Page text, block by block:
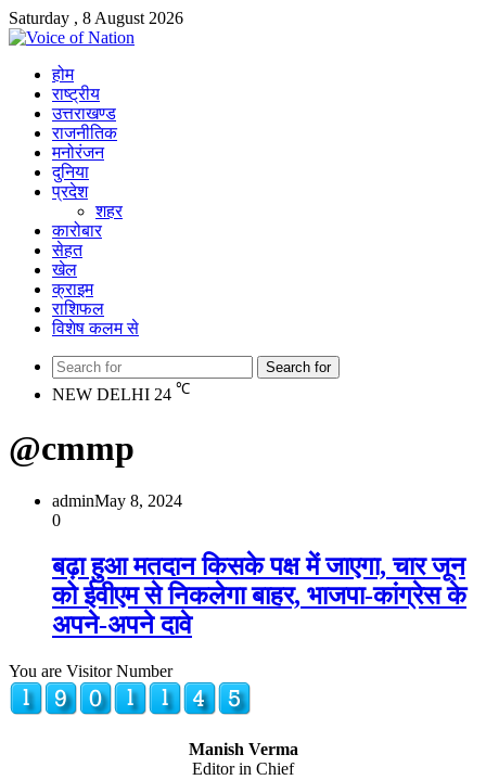
Saturday , 8 August 2026
होम
राष्ट्रीय
उत्तराखण्ड
राजनीतिक
मनोरंजन
दुनिया
प्रदेश
शहर
कारोबार
सेहत
खेल
क्राइम
राशिफल
विशेष कलम से
Search for
NEW DELHI 24 ℃
@cmmp
adminMay 8, 2024
0
बढ़ा हुआ मतदान किसके पक्ष में जाएगा, चार जून
को ईवीएम से निकलेगा बाहर, भाजपा-कांग्रेस के
अपने-अपने दावे
You are Visitor Number
Manish Verma
Editor in Chief